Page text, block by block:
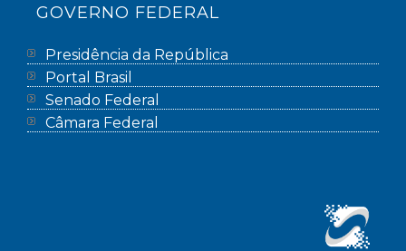
GOVERNO FEDERAL
Presidência da República
Portal Brasil
Senado Federal
Câmara Federal